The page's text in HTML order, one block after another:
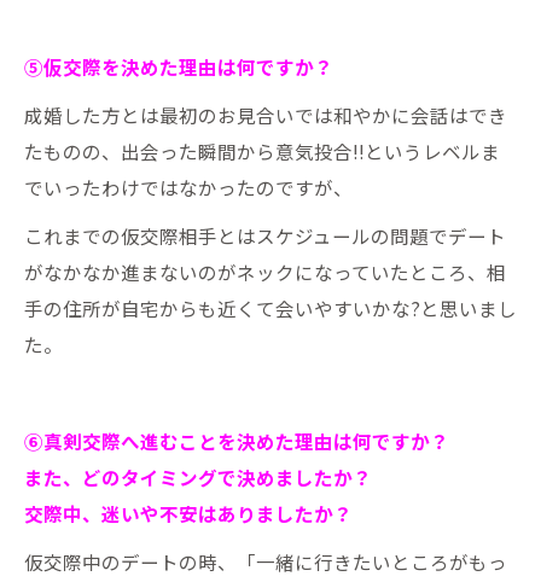
⑤仮交際を決めた理由は何ですか？
成婚した方とは最初のお見合いでは和やかに会話はでき
たものの、出会った瞬間から意気投合!!というレベルま
でいったわけではなかったのですが、
これまでの仮交際相手とはスケジュールの問題でデート
がなかなか進まないのがネックになっていたところ、相
手の住所が自宅からも近くて会いやすいかな?と思いまし
た。
⑥真剣交際へ進むことを決めた理由は何ですか？
また、どのタイミングで決めましたか？
交際中、迷いや不安はありましたか？
仮交際中のデートの時、「一緒に行きたいところがもっ